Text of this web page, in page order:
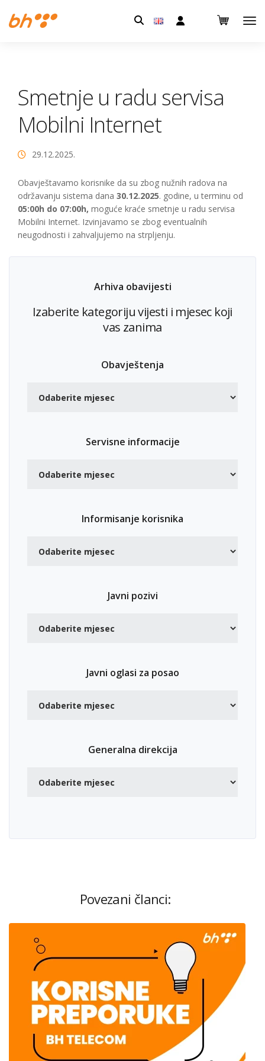
Pretraga:
Smetnje u radu servisa
Mobilni Internet
29.12.2025.
Obavještavamo korisnike da su zbog nužnih radova na
održavanju sistema dana 30.12.2025. godine, u terminu od
05:00h do 07:00h, moguće kraće smetnje u radu servisa
Mobilni Internet. Izvinjavamo se zbog eventualnih
neugodnosti i zahvaljujemo na strpljenju.
Arhiva obavijesti
Izaberite kategoriju vijesti i mjesec koji
vas zanima
Obavještenja
Servisne informacije
Informisanje korisnika
Javni pozivi
Javni oglasi za posao
Generalna direkcija
Povezani članci: